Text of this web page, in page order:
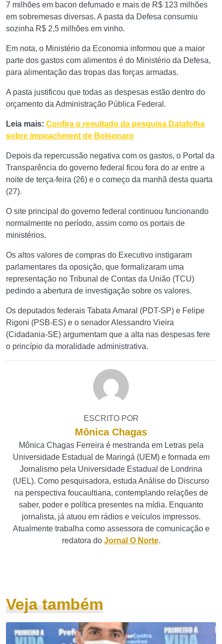
7 milhões em bacon defumado e mais de R$ 123 milhões
em sobremesas diversas. A pasta da Defesa consumiu
sozinha R$ 2,5 milhões em vinho.
Em nota, o Ministério da Economia informou que a maior
parte dos gastos com alimentos é do Ministério da Defesa,
para alimentação das tropas das forças armadas.
A pasta justificou que todas as despesas estão dentro do
orçamento da Administração Pública Federal.
Leia mais: Confira o resultado da pesquisa Datafolha
sobre impeachment de Bolsonaro
Depois da repercussão negativa com os gastos, o Portal da
Transparência do governo federal ficou fora do ar entre a
noite de terça-feira (26) e o começo da manhã desta quarta
(27).
O site principal do governo federal continuou funcionando
normalmente no período, assim como os portais de
ministérios.
Os altos valores de compras do Executivo instigaram
parlamentares da oposição, que formalizaram uma
representação no Tribunal de Contas da União (TCU)
pedindo a abertura de investigação sobre os valores.
Os deputados federais Tabata Amaral (PDT-SP) e Felipe
Rigoni (PSB-ES) e o senador Alessandro Vieira
(Cidadania-SE) argumentam que a alta nas despesas fere
o princípio da moralidade administrativa.
ESCRITO POR
Mônica Chagas
Mônica Chagas Ferreira é mestranda em Letras pela
Universidade Estadual de Maringá (UEM) e formada em
Jornalismo pela Universidade Estadual de Londrina
(UEL). Como pesquisadora, estuda Análise do Discurso
na perspectiva foucaultiana, contemplando relações de
saber, poder e política presentes na mídia. Enquanto
jornalista, já atuou em rádios e veículos impressos.
Atualmente trabalha como assessora de comunicação e
redatora do Jornal O Norte.
Veja também